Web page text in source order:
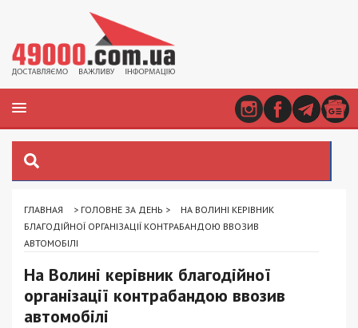
ГЛАВНАЯ > ГОЛОВНЕ ЗА ДЕНЬ >
НА ВОЛИНІ КЕРІВНИК
БЛАГОДІЙНОЇ ОРГАНІЗАЦІЇ КОНТРАБАНДОЮ ВВОЗИВ
АВТОМОБІЛІ
На Волині керівник благодійної
організації контрабандою ввозив
автомобілі